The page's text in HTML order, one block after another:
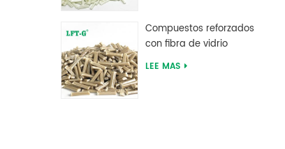
Compuestos reforzados
con fibra de vidrio
larga de sulfuro de
LEE MAS